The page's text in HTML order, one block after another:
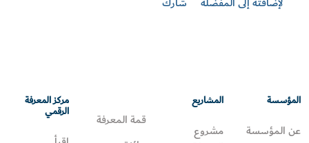
المؤسسة
عن المؤسسة
المشاريع
مشروع
قمة المعرفة
مركز المعرفة
الرقمي